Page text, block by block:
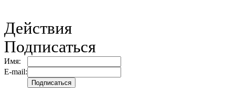
Действия
Подписаться
Имя:
E-mail: